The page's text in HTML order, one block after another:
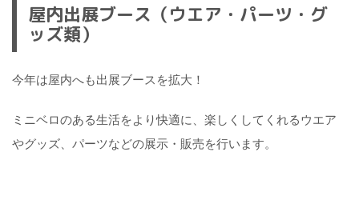
屋内出展ブース（ウエア・パーツ・グ
ッズ類）
今年は屋内へも出展ブースを拡大！
ミニベロのある生活をより快適に、楽しくしてくれるウエア
やグッズ、パーツなどの展示・販売を行います。